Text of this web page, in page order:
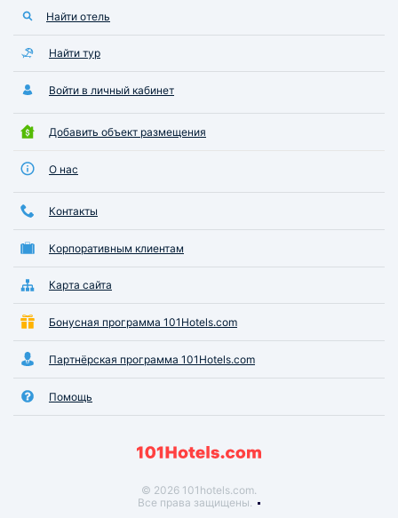
Найти отель
Найти тур
Войти в личный кабинет
Добавить объект размещения
О нас
Контакты
Корпоративным клиентам
Карта сайта
Бонусная программа 101Hotels.com
Партнёрская программа 101Hotels.com
Помощь
© 2026 101hotels.com.
Все права защищены.